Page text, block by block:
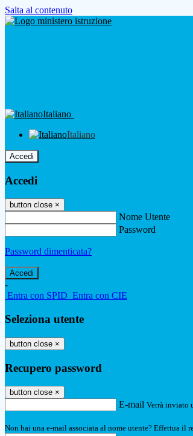
Salta al contenuto
Italiano
Italiano
Accedi
Accedi
button close ×
Nome Utente
Password
Password dimenticata?
-
Entra con SPID Entra con CIE
Seleziona utente
button close ×
Recupero password
button close ×
E-mail Verrà inviato
Non hai una e-mail associata al nome utente? Effettua il